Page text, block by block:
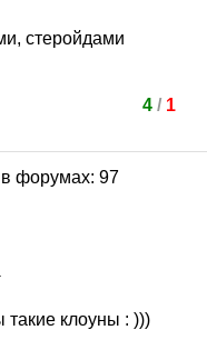
стеройдами
4/ 1
клоуны : )))